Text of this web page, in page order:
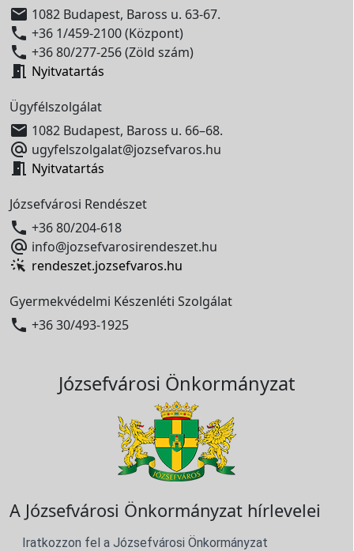
 1082 Budapest, Baross u. 63-67.
 +36 1/459-2100 (Központ)
 +36 80/277-256 (Zöld szám)
 Nyitvatartás
Ügyfélszolgálat
 1082 Budapest, Baross u. 66–68.
 ugyfelszolgalat@jozsefvaros.hu
 Nyitvatartás
Józsefvárosi Rendészet
 +36 80/204-618
 info@jozsefvarosirendeszet.hu
rendeszet.jozsefvaros.hu
Gyermekvédelmi Készenléti Szolgálat
 +36 30/493-1925
Józsefvárosi Önkormányzat
A Józsefvárosi Önkormányzat hírlevelei
Iratkozzon fel a Józsefvárosi Önkormányzat